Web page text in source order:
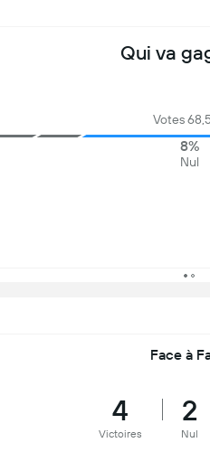
Qui va
Votes
8%
Nul
Face à
4
Victoires
2
Nul